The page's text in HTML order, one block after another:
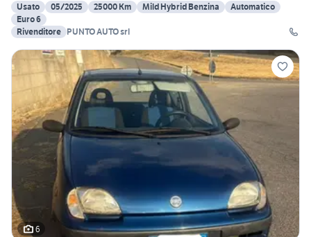
Usato
05/2025 25000 Km Mild Hybrid Benzina
Automatico
Euro 6
Rivenditore PUNTO AUTO srl
6